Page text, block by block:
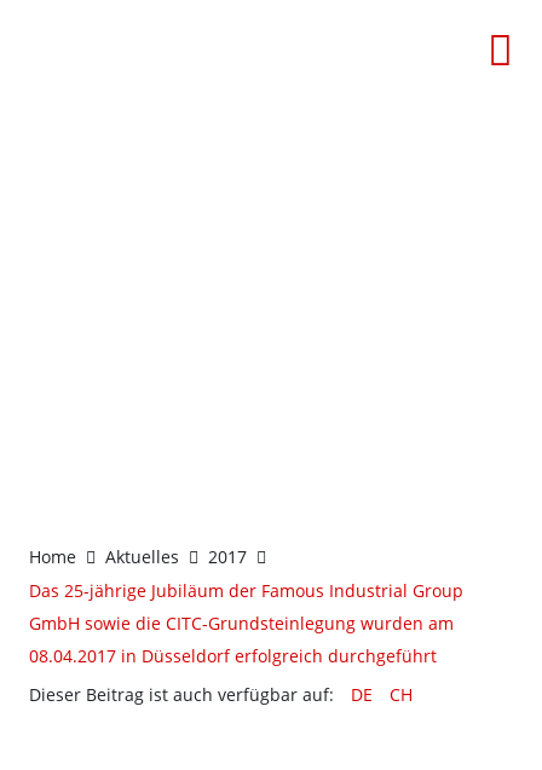
Home Aktuelles
2017
Das 25-jährige Jubiläum der Famous Industrial Group
GmbH sowie die CITC-Grundsteinlegung wurden am
08.04.2017 in Düsseldorf erfolgreich durchgeführt
Dieser Beitrag ist auch verfügbar auf:
DE CH